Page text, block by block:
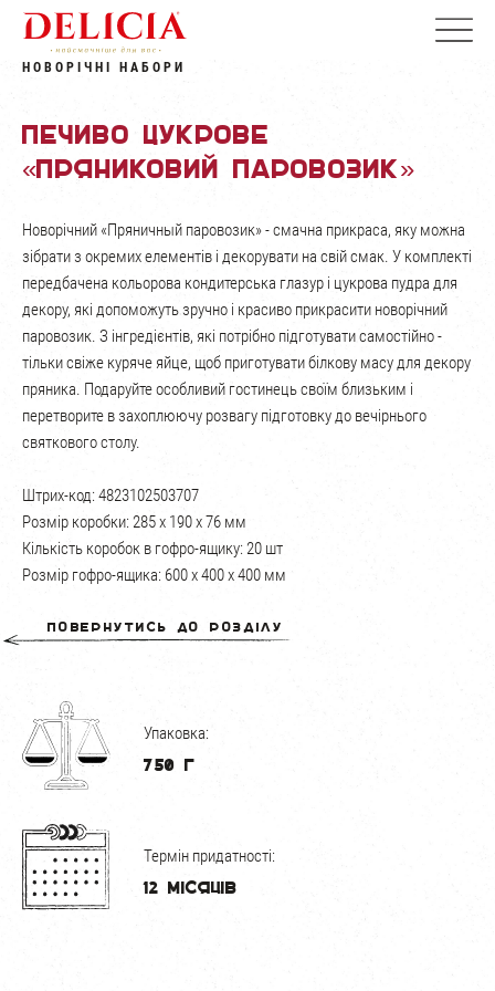
НОВОРІЧНІ НАБОРИ
Печиво цукрове
«Пряниковий паровозик»
Новорічний «Пряничный паровозик» - смачна прикраса, яку можна
зібрати з окремих елементів і декорувати на свій смак. У комплекті
передбачена кольорова кондитерська глазур і цукрова пудра для
декору, які допоможуть зручно і красиво прикрасити новорічний
паровозик. З інгредієнтів, які потрібно підготувати самостійно -
тільки свіже куряче яйце, щоб приготувати білкову масу для декору
пряника. Подаруйте особливий гостинець своїм близьким і
перетворите в захоплюючу розвагу підготовку до вечірнього
святкового столу.
Штрих-код: 4823102503707
Розмір коробки: 285 х 190 х 76 мм
Кількість коробок в гофро-ящику: 20 шт
Розмір гофро-ящика: 600 х 400 х 400 мм
Повернутись до розділу
Упаковка:
750 г
Термін придатності:
12 місяців